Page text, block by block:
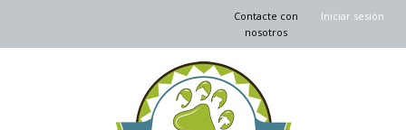
Iniciar sesión
Contacte con
nosotros